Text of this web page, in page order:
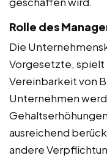
Rolle des
Die
Vorgesetzte, spielt
Vereinbarkeit von
Unternehmen
ausreichend
andere